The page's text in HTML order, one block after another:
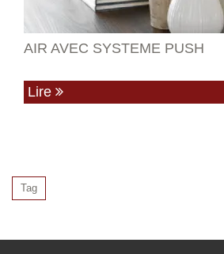
AIR AVEC SYSTEME PUSH
Lire
Tag